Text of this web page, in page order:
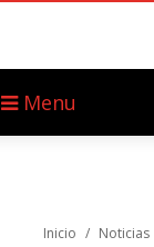
Menu
Inicio / Noticias